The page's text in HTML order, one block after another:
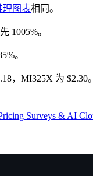
理图表相同。
1005%。
。
，MI325X 为 $2.30
Surveys & AI